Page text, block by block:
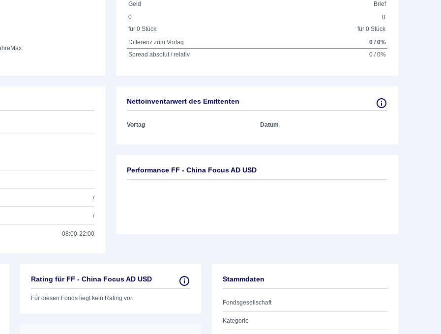
Max.
Geld
Brief
0
für 0 Stück
0
für 0 Stück
Differenz zum Vortag
0 / 0%
Spread absolut / relativ
0 / 0%
/
/
08:00-22:00
Nettoinventarwert des Emittenten
Vortag Datum
Performance FF - China Focus AD USD
Rating für FF - China Focus AD USD
Für diesen Fonds liegt kein Rating vor.
Stammdaten
Fondsgesellschaft
Kategorie